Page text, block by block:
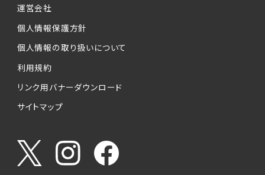
個人情報の第三者への提供について
当社は、以下の提供先に対して個人情報を提供
します。
(1)お客様が求人応募フォームより個人情報を
送信した事業主（広告主）への提供
お客様が求職活動・応募等を行った企業による
うやりとり・情報提供（採否・合否の検討を含み
ます）
運営会社
個人情報保護方針
個人情報の取り扱いについて
利用規約
リンク用バナーダウンロード
サイトマップ